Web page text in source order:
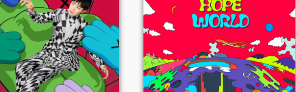
Jack In The
Box
Voir l'album
Hope World
Voir l'album